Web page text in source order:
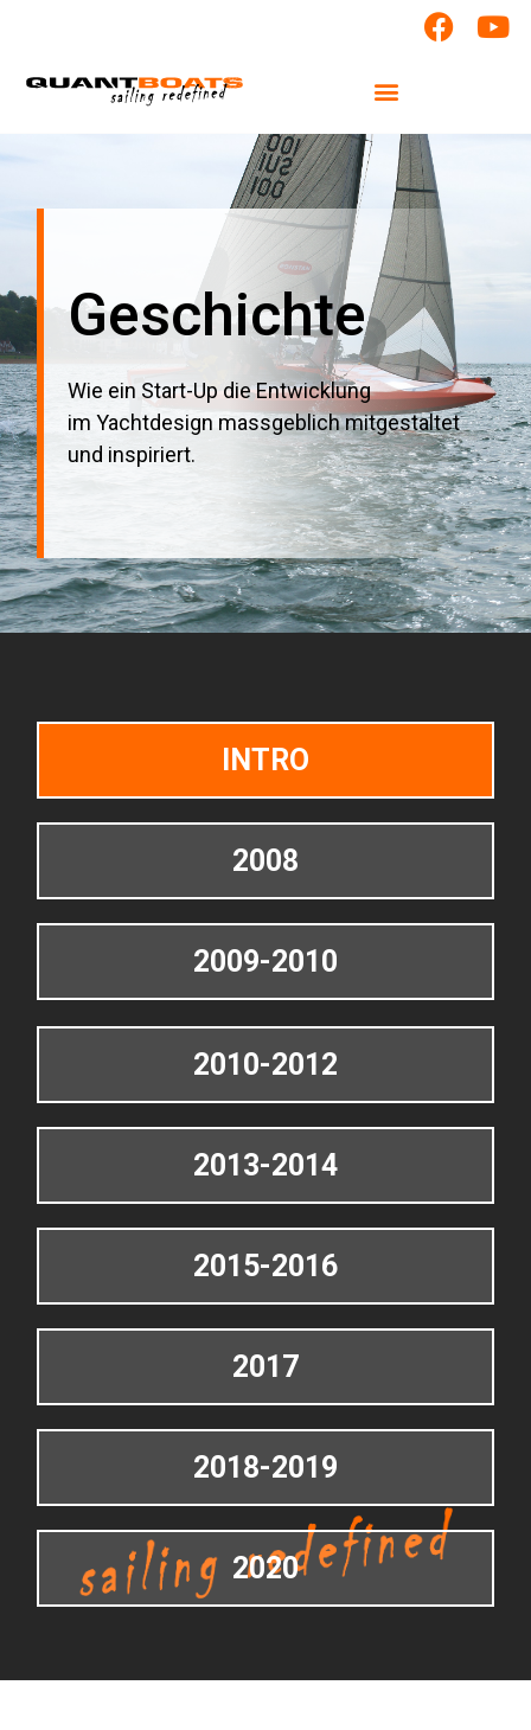
Geschichte
Wie ein Start-Up die Entwicklung
im Yachtdesign massgeblich mitgestaltet
und inspiriert.
INTRO
2008
2009-2010
2010-2012
2013-2014
2015-2016
2017
2018-2019
2020